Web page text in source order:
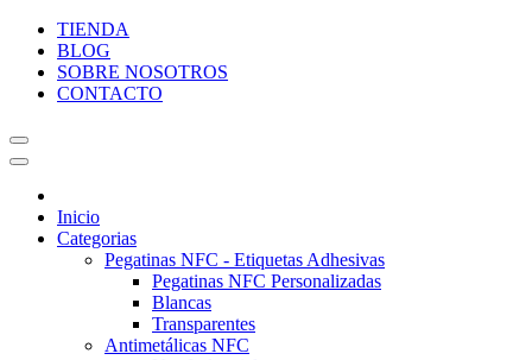
TIENDA
BLOG
SOBRE NOSOTROS
CONTACTO
Inicio
Categorias
Pegatinas NFC - Etiquetas Adhesivas
Pegatinas NFC Personalizadas
Blancas
Transparentes
Antimetálicas NFC